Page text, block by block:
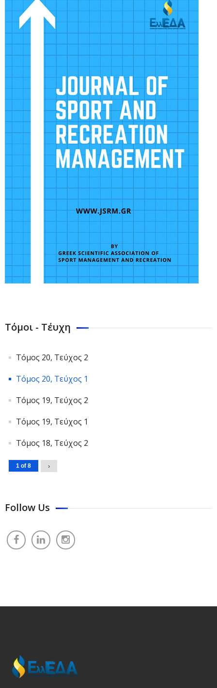
Τόμοι - Τέυχη
Τόμος 20, Τεύχος 2
Τόμος 20, Τεύχος 1
Τόμος 19, Τεύχος 2
Τόμος 19, Τεύχος 1
Τόμος 18, Τεύχος 2
1 of 8 ›
Follow Us